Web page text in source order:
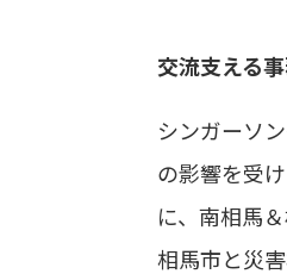
交流支える
シンガーソ
の影響を受
に、南相馬
相馬市と災